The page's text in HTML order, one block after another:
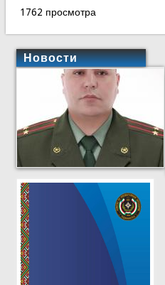
1762 просмотра
Новости